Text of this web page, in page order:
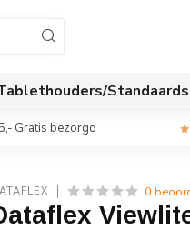
Standaards
Gratis bezorgd
0